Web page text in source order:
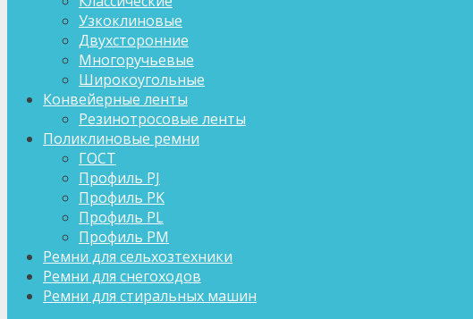
Узкоклиновые
Двухсторонние
Многоручьевые
Широкоугольные
Конвейерные ленты
Резинотросовые ленты
Поликлиновые ремни
ГОСТ
Профиль PJ
Профиль PK
Профиль PL
Профиль PM
Ремни для сельхозтехники
Ремни для снегоходов
Ремни для стиральных машин